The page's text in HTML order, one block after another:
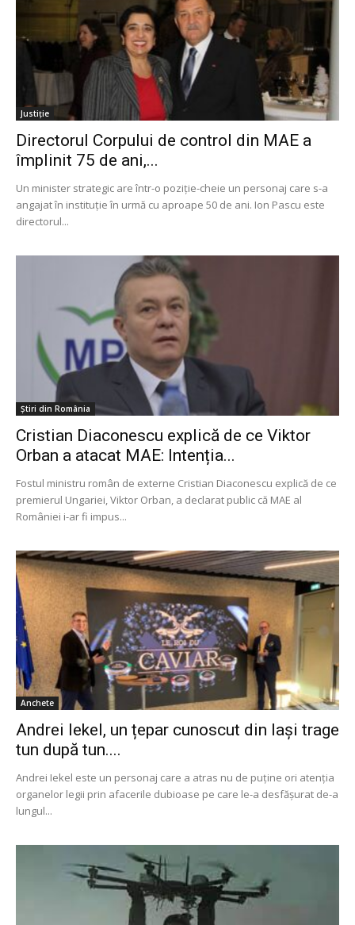
Justiție
Directorul Corpului de control din MAE a
împlinit 75 de ani,...
Un minister strategic are într-o poziție-cheie un personaj care s-a
angajat în instituție în urmă cu aproape 50 de ani. Ion Pascu este
directorul...
Știri din România
Cristian Diaconescu explică de ce Viktor
Orban a atacat MAE: Intenția...
Fostul ministru român de externe Cristian Diaconescu explică de ce
premierul Ungariei, Viktor Orban, a declarat public că MAE al
României i-ar fi impus...
Anchete
Andrei Iekel, un țepar cunoscut din Iași trage
tun după tun....
Andrei Iekel este un personaj care a atras nu de puține ori atenția
organelor legii prin afacerile dubioase pe care le-a desfășurat de-a
lungul...